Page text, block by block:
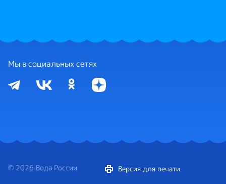
Мы в социальных сетях
© 2026 Вода России Версия для печати